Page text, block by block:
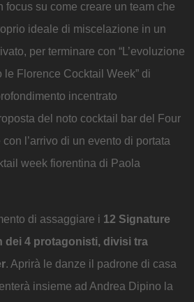
focus su come creare un team che
ideale di miscelazione in un
per terminare con “L’evoluzione
le Florence Cocktail Week” di
incentrato
del noto cocktail bar del Four
l’arrivo di un evento di portata
week fiorentina di Paola
di assaggiare i 12 Signature
dei 4 protagonisti, divisi tra
. Aprirà le danze il padrone di casa
insieme ad Andrea Dipino la